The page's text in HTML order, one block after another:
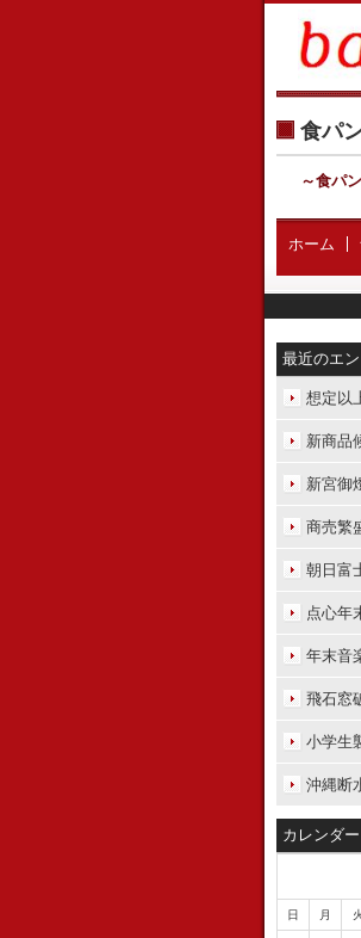
食パ
～食パ
ホーム
最近のエ
想定以
新商品
新宮御
商売繁
朝日富
点心年
年末音
飛石窓
小学生
沖縄断
カレンダー
日 月